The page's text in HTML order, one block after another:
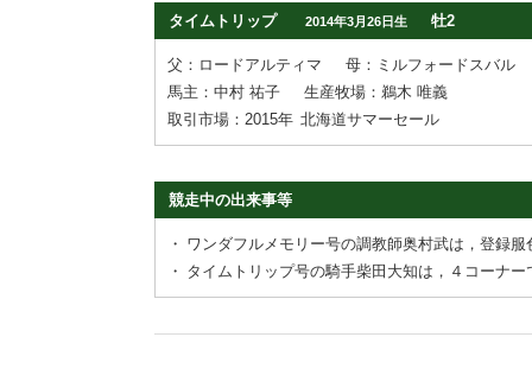
タイムトリップ
2014年3月26日生 牡2
父：ロードアルティマ
母：ミルフォードスバル
馬主：中村 祐子
生産牧場：鵜木 唯義
取引市場：2015年 北海道サマーセール
競走中の出来事等
・ ワンダフルメモリー号の調教師奥村武は，登録
・ タイムトリップ号の騎手柴田大知は，４コーナ